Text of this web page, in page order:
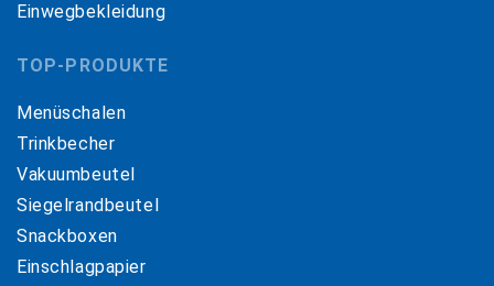
Einwegbekleidung
TOP-PRODUKTE
Menüschalen
Trinkbecher
Vakuumbeutel
Siegelrandbeutel
Snackboxen
Einschlagpapier